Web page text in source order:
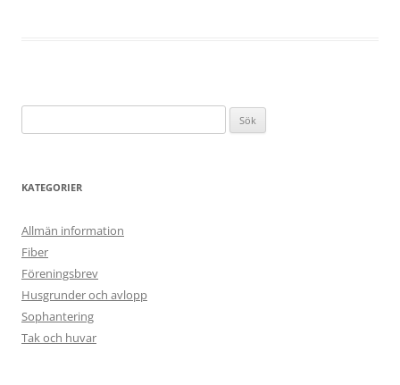
efter:
KATEGORIER
Allmän information
Fiber
Föreningsbrev
Husgrunder och avlopp
Sophantering
Tak och huvar